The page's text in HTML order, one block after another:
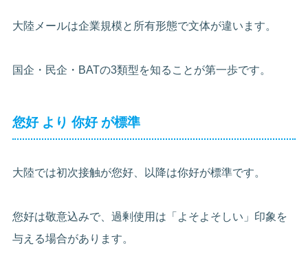
大陸メールは企業規模と所有形態で文体が違います。
国企・民企・BATの3類型を知ることが第一歩です。
您好 より 你好 が標準
大陸では初次接触が您好、以降は你好が標準です。
您好は敬意込みで、過剰使用は「よそよそしい」印象を
与える場合があります。